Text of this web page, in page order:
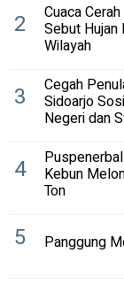
2 Cuaca
Sebut
Wilayah
3 Cegah
Sidoarjo
Negeri dan
4 Kebun
Ton
5 Panggung